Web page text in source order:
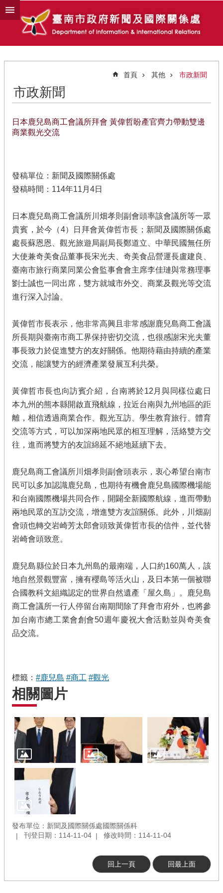
跳到主要內容區塊
首頁 其他 市政新聞
市政新聞
日本鹿兒島商工會議所拜會 黃偉哲盼產官齊力帶動雙邊
商業觀光交流
發稿單位：新聞及國際關係處
發稿時間：114年11月4日
日本鹿兒島商工會議所川畑孝則副會頭率該會議所等一眾
貴賓，於今（4）日拜會黃偉哲市長；新聞及國際關係處
處長蘇恩恩、觀光旅遊局副局長鄭道立、中華民國無任所
大使兼奇美食品董事長宋光夫、奇美食品營運長盧建良、
臺南市旅行商業同業公會監事會會主席李佳璉與常務理事
劉士誠也一同出席，雙方就城市外交、商業及觀光等交流
進行深入討論。
黃偉哲市長表示，他非常高興且非常感謝鹿兒島商工會議
所長期與臺南市商工界保持密切交流，也很感謝宋光夫董
事長致力於促進雙方的友好關係。他期待藉由持續的產業
交流，能讓雙方的經濟產業發展互利共榮。
黃偉哲市長也向訪賓介紹，台南將於12月與同樣位處日
本九州的熊本縣開啟直飛航線，拉近台南與九州地區的距
離，相信透過商業合作、觀光互訪、學生教育旅行、體育
交流等方式，可以加深兩地民眾的相互理解，活絡雙方交
往，進而將雙方的友誼綿延不絕地延續下去。
鹿兒島商工會議所川畑孝則副會頭表示，衷心希望台南市
民可以多加認識鹿兒島，也期待有機會鹿兒島國際機場能
和台南國際機場共同合作，開闢全新國際航線，進而帶動
兩地民眾的互訪交流，增進雙方友誼關係。此外，川畑副
會頭也轉交岩崎芳太郎會頭致黃偉哲市長的信件，並代替
岩崎會頭致意。
鹿兒島縣位於日本九州島的最南端，人口約160萬人，該
地自然景觀豐富，擁有櫻島等活火山，及日本第一個被聯
合國教科文組織認定的世界自然遺產「屋久島」。鹿兒島
商工會議所一行人停留台南期間除了拜會市府外，也將參
加台南市總工業會創會50週年慶祝大會活動並與奇美食
品交流。
標籤： #鹿兒島 #商工 #觀光
相關圖片
發布單位：新聞及國際關係處國際關係科
刊登日期：114-11-04
修改時間：114-11-04
回上一頁 回最上面